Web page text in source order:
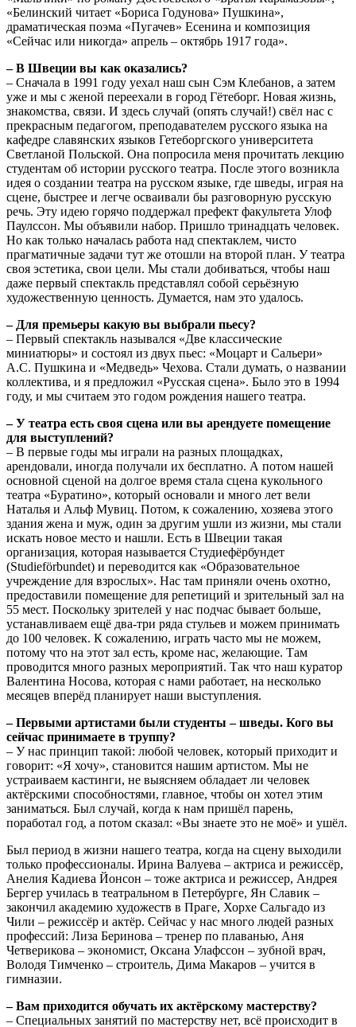
«Белинский читает «Бориса Годунова» Пушкина»,
драматическая поэма «Пугачев» Есенина и композиция
«Сейчас или никогда» апрель – октябрь 1917 года».
– В Швеции вы как оказались?
– Сначала в 1991 году уехал наш сын Сэм Клебанов, а затем
уже и мы с женой переехали в город Гётеборг. Новая жизнь,
знакомства, связи. И здесь случай (опять случай!) свёл нас с
прекрасным педагогом, преподавателем русского языка на
кафедре славянских языков Гетеборгского университета
Светланой Польской. Она попросила меня прочитать лекцию
студентам об истории русского театра. После этого возникла
идея о создании театра на русском языке, где шведы, играя на
сцене, быстрее и легче осваивали бы разговорную русскую
речь. Эту идею горячо поддержал префект факультета Улоф
Паулссон. Мы объявили набор. Пришло тринадцать человек.
Но как только началась работа над спектаклем, чисто
прагматичные задачи тут же отошли на второй план. У театра
своя эстетика, свои цели. Мы стали добиваться, чтобы наш
даже первый спектакль представлял собой серьёзную
художественную ценность. Думается, нам это удалось.
– Для премьеры какую вы выбрали пьесу?
– Первый спектакль назывался «Две классические
миниатюры» и состоял из двух пьес: «Моцарт и Сальери»
А.С. Пушкина и «Медведь» Чехова. Стали думать, о названии
коллектива, и я предложил «Русская сцена». Было это в 1994
году, и мы считаем это годом рождения нашего театра.
– У театра есть своя сцена или вы арендуете помещение
для выступлений?
– В первые годы мы играли на разных площадках,
арендовали, иногда получали их бесплатно. А потом нашей
основной сценой на долгое время стала сцена кукольного
театра «Буратино», который основали и много лет вели
Наталья и Альф Мувиц. Потом, к сожалению, хозяева этого
здания жена и муж, один за другим ушли из жизни, мы стали
искать новое место и нашли. Есть в Швеции такая
организация, которая называется Студиефёрбундет
(Studieförbundet) и переводится как «Образовательное
учреждение для взрослых». Нас там приняли очень охотно,
предоставили помещение для репетиций и зрительный зал на
55 мест. Поскольку зрителей у нас подчас бывает больше,
устанавливаем ещё два-три ряда стульев и можем принимать
до 100 человек. К сожалению, играть часто мы не можем,
потому что на этот зал есть, кроме нас, желающие. Там
проводится много разных мероприятий. Так что наш куратор
Валентина Носова, которая с нами работает, на несколько
месяцев вперёд планирует наши выступления.
– Первыми артистами были студенты – шведы. Кого вы
сейчас принимаете в труппу?
– У нас принцип такой: любой человек, который приходит и
говорит: «Я хочу», становится нашим артистом. Мы не
устраиваем кастинги, не выясняем обладает ли человек
актёрскими способностями, главное, чтобы он хотел этим
заниматься. Был случай, когда к нам пришёл парень,
поработал год, а потом сказал: «Вы знаете это не моё» и ушёл.
Был период в жизни нашего театра, когда на сцену выходили
только профессионалы. Ирина Валуева – актриса и режиссёр,
Анелия Кадиева Йонсон – тоже актриса и режиссер, Андрея
Бергер училась в театральном в Петербурге, Ян Славик –
закончил академию художеств в Праге, Хорхе Сальгадо из
Чили – режиссёр и актёр. Сейчас у нас много людей разных
профессий: Лиза Беринова – тренер по плаванью, Аня
Четверикова – экономист, Оксана Улафссон – зубной врач,
Володя Тимченко – строитель, Дима Макаров – учится в
гимназии.
– Вам приходится обучать их актёрскому мастерству?
– Специальных занятий по мастерству нет, всё происходит в